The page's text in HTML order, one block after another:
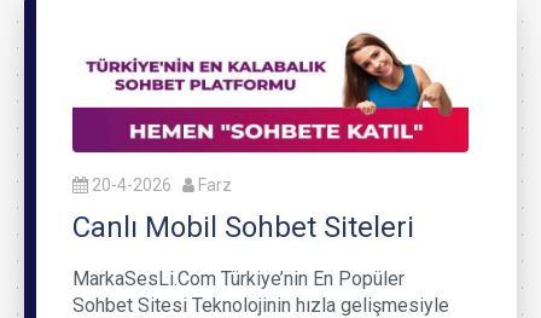
20-4-2026 Farz
Canlı Mobil Sohbet Siteleri
MarkaSesLi.Com Türkiye’nin En Popüler
Sohbet Sitesi Teknolojinin hızla gelişmesiyle